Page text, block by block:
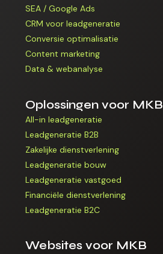
SEA / Google Ads
CRM voor leadgeneratie
Conversie optimalisatie
Content marketing
Data & webanalyse
Oplossingen voor MKB
All-in leadgeneratie
Leadgeneratie B2B
Zakelijke dienstverlening
Leadgeneratie bouw
Leadgeneratie vastgoed
Financiële dienstverlening
Leadgeneratie B2C
Websites voor MKB